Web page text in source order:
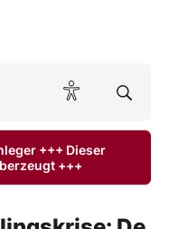
+++ Dieser
+++